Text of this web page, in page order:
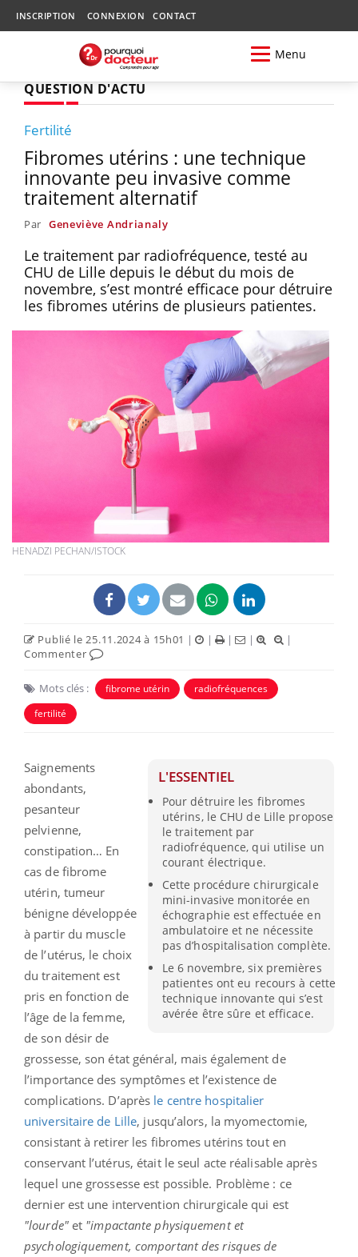
INSCRIPTION CONNEXION CONTACT
Menu
QUESTION D'ACTU
Fertilité
Fibromes utérins : une technique
innovante peu invasive comme
traitement alternatif
Par Geneviève Andrianaly
Le traitement par radiofréquence, testé au
CHU de Lille depuis le début du mois de
novembre, s’est montré efficace pour détruire
les fibromes utérins de plusieurs patientes.
HENADZI PECHAN/ISTOCK
Publié le 25.11.2024 à 15h01 | | | |
|
Commenter
Mots clés : fibrome utérin
radiofréquences
fertilité
L'ESSENTIEL
Pour détruire les fibromes
utérins, le CHU de Lille propose
le traitement par
radiofréquence, qui utilise un
courant électrique.
Cette procédure chirurgicale
mini-invasive monitorée en
échographie est effectuée en
ambulatoire et ne nécessite
pas d’hospitalisation complète.
Le 6 novembre, six premières
patientes ont eu recours à cette
technique innovante qui s’est
avérée être sûre et efficace.
Saignements
abondants,
pesanteur
pelvienne,
constipation… En
cas de fibrome
utérin, tumeur
bénigne développée
à partir du muscle
de l’utérus, le choix
du traitement est
pris en fonction de
l’âge de la femme,
de son désir de
grossesse, son état général, mais également de
l’importance des symptômes et l’existence de
complications. D’après le centre hospitalier
universitaire de Lille, jusqu’alors, la myomectomie,
consistant à retirer les fibromes utérins tout en
conservant l’utérus, était le seul acte réalisable après
lequel une grossesse est possible. Problème : ce
dernier est une intervention chirurgicale qui est
"lourde"et "impactante physiquement et
psychologiquement, comportant des risques de